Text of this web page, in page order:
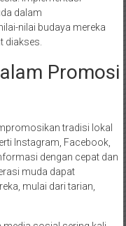
dalam
nilai budaya mereka
diakses.
Promosi
tradisi lokal
Instagram, Facebook,
dengan cepat dan
muda dapat
mulai dari tarian,